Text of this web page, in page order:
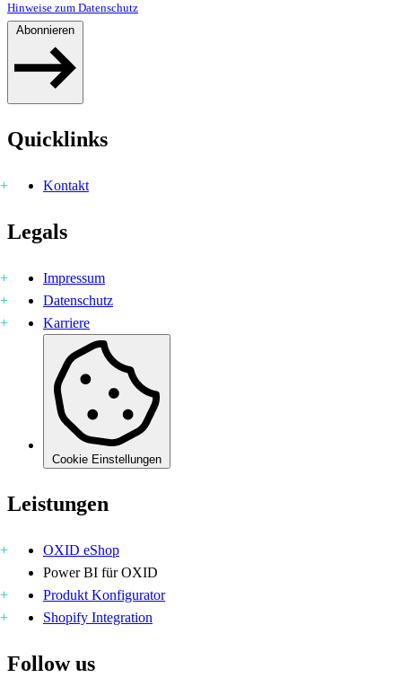
Hinweise zum Datenschutz
Abonnieren
Quicklinks
Kontakt
Legals
Impressum
Datenschutz
Karriere
Cookie Einstellungen
Leistungen
OXID eShop
Power BI für OXID
Produkt Konfigurator
Shopify Integration
Follow us